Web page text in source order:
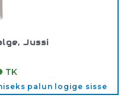
Jussi
TK
palun logige sisse